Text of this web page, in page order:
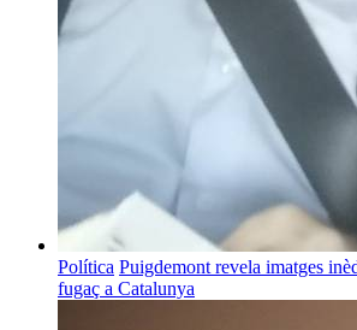
Política Puigdemont revela imatges
fugaç a Catalunya